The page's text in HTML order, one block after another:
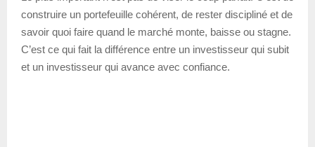
construire un portefeuille cohérent, de rester discipliné et de
savoir quoi faire quand le marché monte, baisse ou stagne.
C’est ce qui fait la différence entre un investisseur qui subit
et un investisseur qui avance avec confiance.